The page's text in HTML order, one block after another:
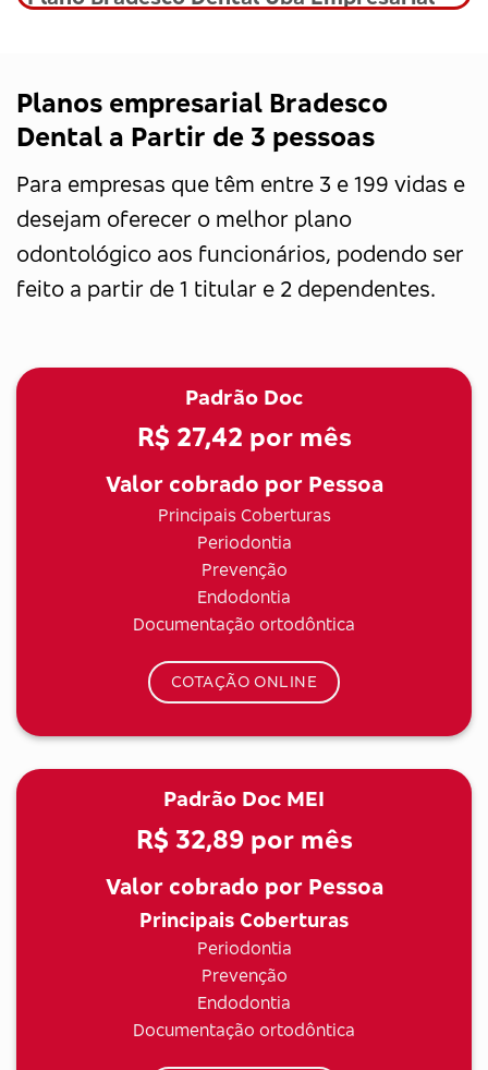
Planos empresarial Bradesco
Dental a Partir de 3 pessoas
Para empresas que têm entre 3 e 199 vidas e
desejam oferecer o melhor plano
odontológico aos funcionários, podendo ser
feito a partir de 1 titular e 2 dependentes.
Padrão Doc
R$ 27,42 por mês
Valor cobrado por Pessoa
Principais Coberturas
Periodontia
Prevenção
Endodontia
Documentação ortodôntica
COTAÇÃO ONLINE
Padrão Doc MEI
R$ 32,89por mês
Valor cobrado por Pessoa
Principais Coberturas
Periodontia
Prevenção
Endodontia
Documentação ortodôntica